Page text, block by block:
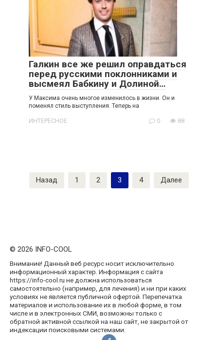
Галкин все же решил оправдаться
перед русскими поклонниками и
высмеял Бабкину и Долиной…
У Максима очень многое изменилось в жизни. Он и
поменял стиль выступления. Теперь на
ИНТЕРЕСНОЕ 0 88
Пагинация
записей
Назад 1 2 3 4 Далее
© 2026 INFO-COOL
Внимание! Данный веб ресурс носит исключительно
информационный характер. Информация с сайта
https://info-cool.ru не должна использоваться
самостоятельно (например, для лечения) и ни при каких
условиях не является публичной офертой. Перепечатка
материалов и использование их в любой форме, в том
числе и в электронных СМИ, возможны только с
обратной активной ссылкой на наш сайт, не закрытой от
индексации поисковыми системами.